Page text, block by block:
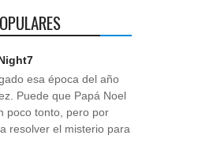
esa época del año
Puede que Papá Noel
poco tonto, pero por
resolver el misterio para